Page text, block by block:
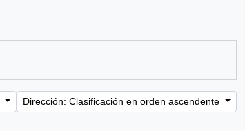
Dirección: Clasificación en orden ascendente